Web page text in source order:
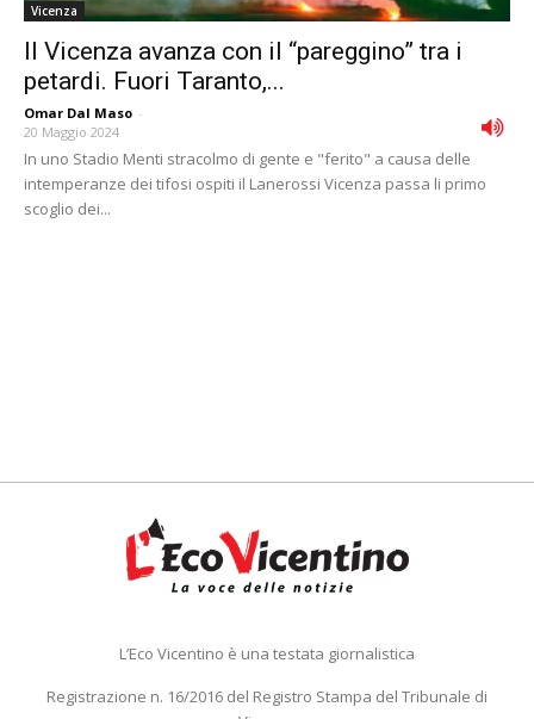
Vicenza
Il Vicenza avanza con il “pareggino” tra i
petardi. Fuori Taranto,...
Omar Dal Maso -
20 Maggio 2024
In uno Stadio Menti stracolmo di gente e "ferito" a causa delle
intemperanze dei tifosi ospiti il Lanerossi Vicenza passa li primo
scoglio dei...
L’Eco Vicentino è una testata giornalistica
Registrazione n. 16/2016 del Registro Stampa del Tribunale di